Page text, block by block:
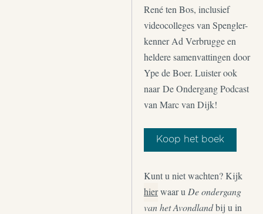
René ten Bos, inclusief
videocolleges van Spengler-
kenner Ad Verbrugge en
heldere samenvattingen door
Ype de Boer. Luister ook
naar De Ondergang Podcast
van Marc van Dijk!
Koop het boek
Kunt u niet wachten? Kijk
hierwaar u De ondergang
van het Avondlandbij u in